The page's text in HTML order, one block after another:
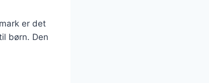
er det
børn. Den